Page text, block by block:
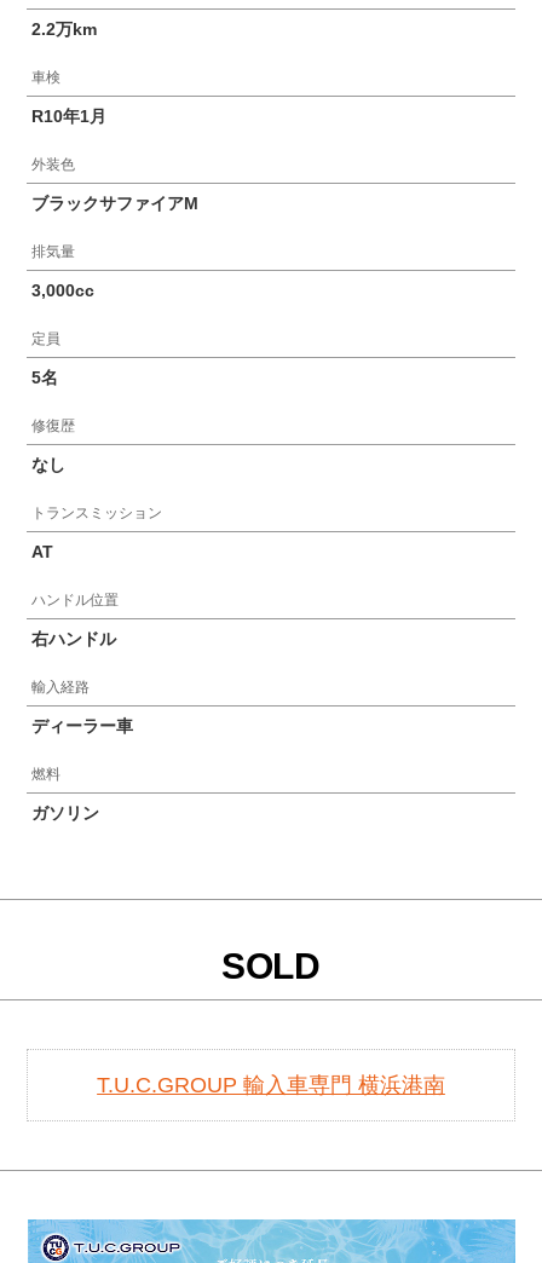
2.2万km
車検
R10年1月
外装色
ブラックサファイアM
排気量
3,000cc
定員
5名
修復歴
なし
トランスミッション
AT
ハンドル位置
右ハンドル
輸入経路
ディーラー車
燃料
ガソリン
SOLD
T.U.C.GROUP 輸入車専門 横浜港南